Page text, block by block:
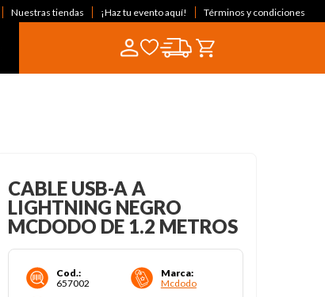
Nuestras tiendas ¡Haz tu evento aquí! Términos y condiciones
CABLE USB-A A
LIGHTNING NEGRO
MCDODO DE 1.2 METROS
Cod.:
657002
Marca:
Mcdodo